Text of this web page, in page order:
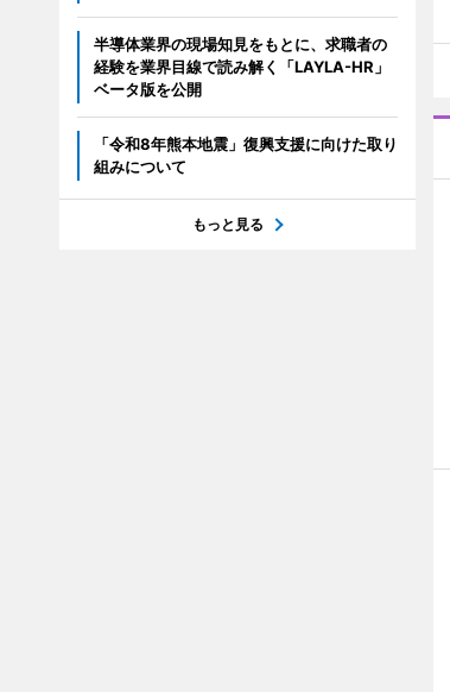
半導体業界の現場知見をもとに、求職者の
経験を業界目線で読み解く「LAYLA-HR」
ベータ版を公開
「令和8年熊本地震」復興支援に向けた取り
組みについて
もっと見る